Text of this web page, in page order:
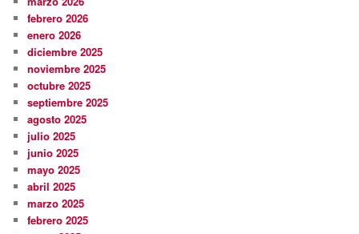
febrero 2026
enero 2026
diciembre 2025
noviembre 2025
octubre 2025
septiembre 2025
agosto 2025
julio 2025
junio 2025
mayo 2025
abril 2025
marzo 2025
febrero 2025